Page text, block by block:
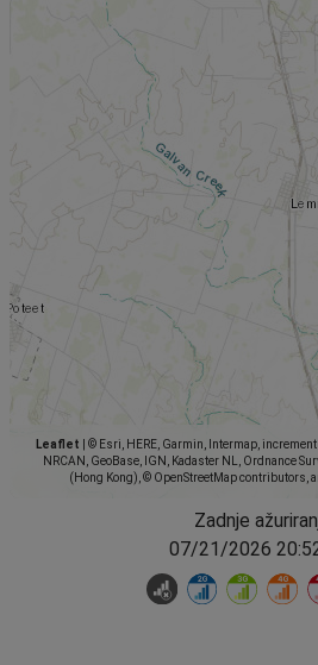
Leaflet
© Esri, HERE, Garmin, Intermap, increment
NRCAN, GeoBase, IGN, Kadaster NL, Ordnance
(Hong Kong), © OpenStreetMap contributors,
Zadnje
07/21/2026